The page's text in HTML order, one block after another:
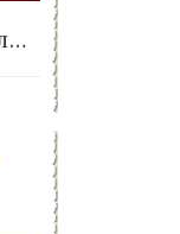
Актёры, которые номинировались на «Оскар» за роль..